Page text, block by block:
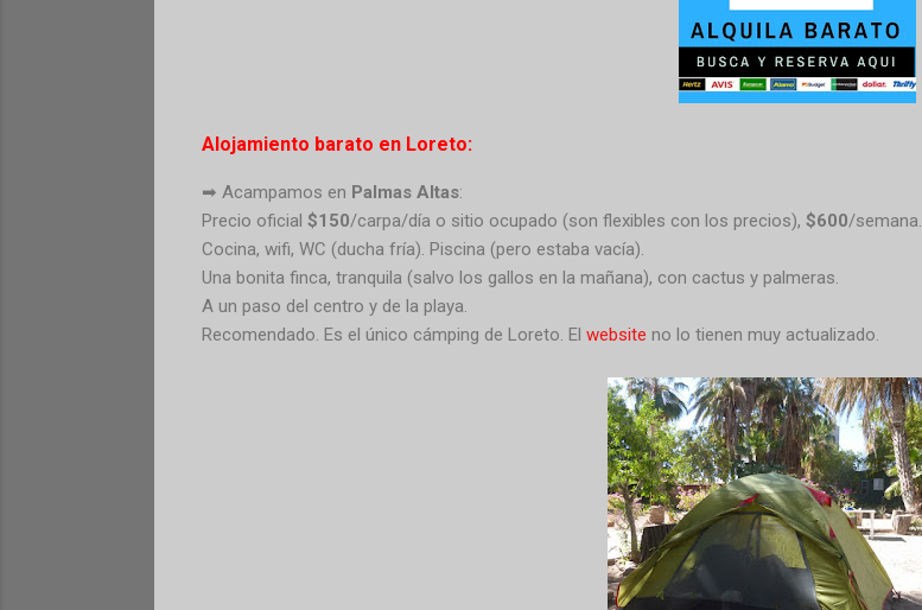
Alojamiento barato en Loreto:
➡ Acampamos en Palmas Altas:
Precio oficial $150/carpa/día o sitio ocupado (son flexibles con los precios), $600/semana.
Cocina, wifi, WC (ducha fría). Piscina (pero estaba vacía).
Una bonita finca, tranquila (salvo los gallos en la mañana), con cactus y palmeras.
A un paso del centro y de la playa.
Recomendado. Es el único cámping de Loreto. El website no lo tienen muy actualizado.